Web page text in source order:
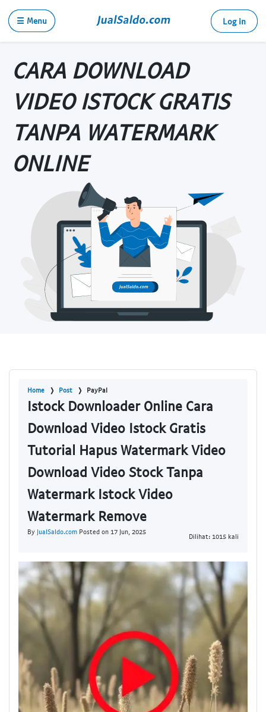
☰ Menu Log in
CARA DOWNLOAD
VIDEO ISTOCK GRATIS
TANPA WATERMARK
ONLINE
Home Post PayPal
Istock Downloader Online Cara
Download Video Istock Gratis
Tutorial Hapus Watermark Video
Download Video Stock Tanpa
Watermark Istock Video
Watermark Remove
By JualSaldo.com Posted on 17 Jun, 2025
Dilihat: 1015 kali